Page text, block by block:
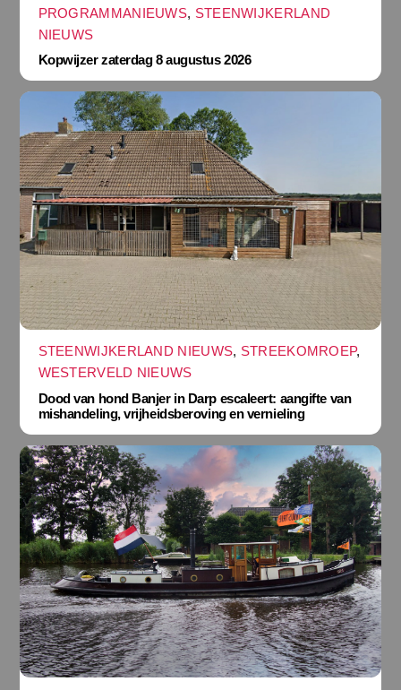
PROGRAMMANIEUWS, STEENWIJKERLAND
NIEUWS
Kopwijzer zaterdag 8 augustus 2026
STEENWIJKERLAND NIEUWS, STREEKOMROEP,
WESTERVELD NIEUWS
Dood van hond Banjer in Darp escaleert: aangifte van
mishandeling, vrijheidsberoving en vernieling